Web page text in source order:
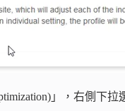
」，右側下